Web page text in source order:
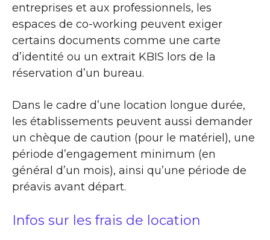
entreprises et aux professionnels, les
espaces de co-working peuvent exiger
certains documents comme une carte
d’identité ou un extrait KBIS lors de la
réservation d’un bureau.
Dans le cadre d’une location longue durée,
les établissements peuvent aussi demander
un chèque de caution (pour le matériel), une
période d’engagement minimum (en
général d’un mois), ainsi qu’une période de
préavis avant départ.
Infos sur les frais de location